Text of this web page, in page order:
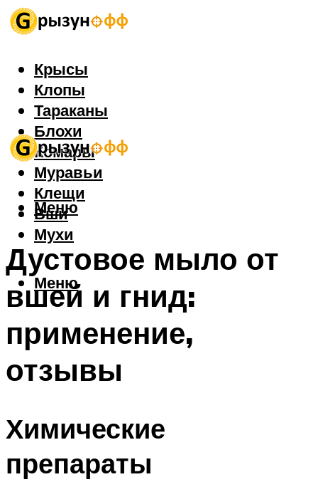
Крысы
Клопы
Тараканы
Блохи
Комары
Муравьи
Клещи
Вши
Мухи
Меню
Меню
Дустовое мыло от
вшей и гнид:
применение,
отзывы
Химические
препараты